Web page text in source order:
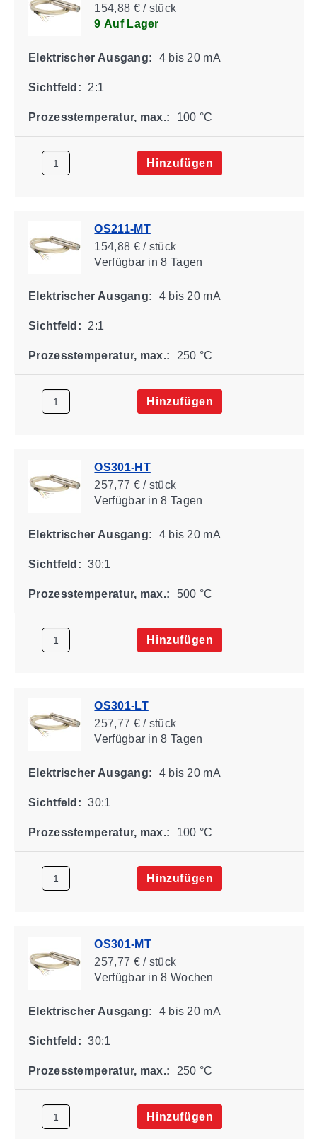
154,88 € / stück
9 Auf Lager
Elektrischer Ausgang: 4 bis 20 mA
Sichtfeld: 2:1
Prozesstemperatur, max.: 100 °C
Hinzufügen
OS211-MT
154,88 € / stück
Verfügbarin 8 Tagen
Elektrischer Ausgang: 4 bis 20 mA
Sichtfeld: 2:1
Prozesstemperatur, max.: 250 °C
Hinzufügen
OS301-HT
257,77 € / stück
Verfügbarin 8 Tagen
Elektrischer Ausgang: 4 bis 20 mA
Sichtfeld: 30:1
Prozesstemperatur, max.: 500 °C
Hinzufügen
OS301-LT
257,77 € / stück
Verfügbarin 8 Tagen
Elektrischer Ausgang: 4 bis 20 mA
Sichtfeld: 30:1
Prozesstemperatur, max.: 100 °C
Hinzufügen
OS301-MT
257,77 € / stück
Verfügbarin 8 Wochen
Elektrischer Ausgang: 4 bis 20 mA
Sichtfeld: 30:1
Prozesstemperatur, max.: 250 °C
Hinzufügen